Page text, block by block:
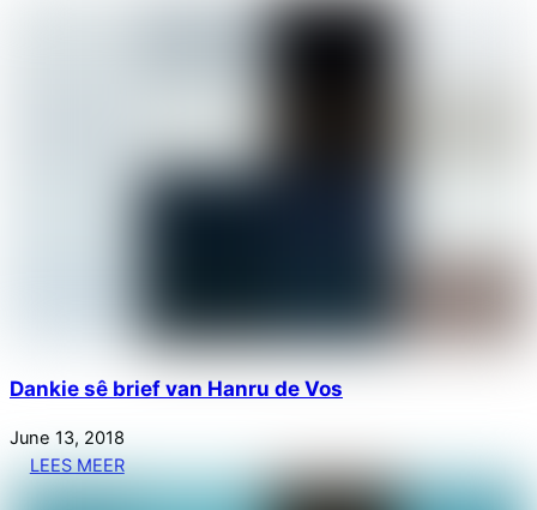
Dankie sê brief van Hanru de Vos
June 13, 2018
LEES MEER